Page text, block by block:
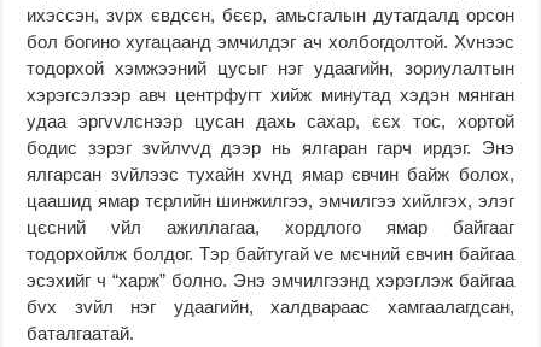
ихэссэн, зvрх євдсєн, бєєр, амьсгалын дутагдалд орсон
бол богино хугацаанд эмчилдэг ач холбогдолтой. Хvнээс
тодорхой хэмжээний цусыг нэг удаагийн, зориулалтын
хэрэгсэлээр авч центрфугт хийж минутад хэдэн мянган
удаа эргvvлснээр цусан дахь сахар, єєх тос, хортой
бодис зэрэг зvйлvvд дээр нь ялгаран гарч ирдэг. Энэ
ялгарсан зvйлээс тухайн хvнд ямар євчин байж болох,
цаашид ямар тєрлийн шинжилгээ, эмчилгээ хийлгэх, элэг
цєсний vйл ажиллагаа, хордлого ямар байгааг
тодорхойлж болдог. Тэр байтугай vе мєчний євчин байгаа
эсэхийг ч “харж” болно. Энэ эмчилгээнд хэрэглэж байгаа
бvх зvйл нэг удаагийн, халдвараас хамгаалагдсан,
баталгаатай.